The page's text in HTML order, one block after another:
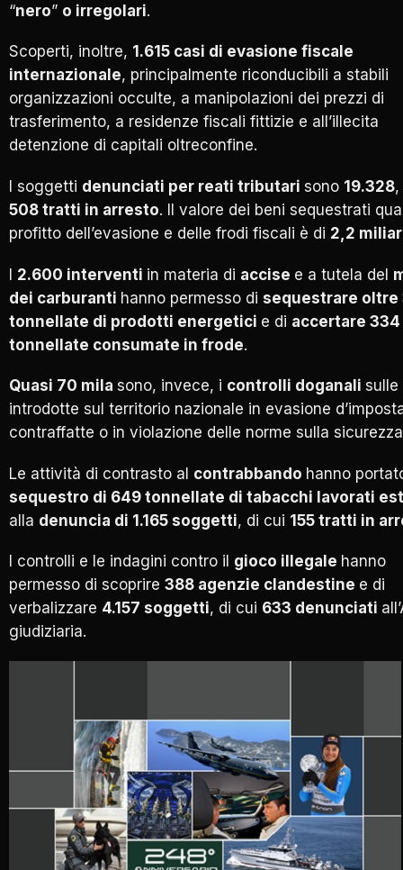
“nero” o irregolari.
Scoperti, inoltre, 1.615 casi di evasione fiscale
internazionale, principalmente riconducibili a stabili
organizzazioni occulte, a manipolazioni dei prezzi di
trasferimento, a residenze fiscali fittizie e all’illecita
detenzione di capitali oltreconfine.
I soggetti denunciati per reati tributari sono 19.328
508 tratti in arresto. Il valore dei beni sequestrati
profitto dell’evasione e delle frodi fiscali è di 2,2
I 2.600 interventi in materia di accise e a tutela del
dei carburanti hanno permesso di sequestrare oltre
tonnellate di prodotti energetici e di accertare 334
tonnellate consumate in frode.
Quasi 70 mila sono, invece, i controlli doganali sulle
introdotte sul territorio nazionale in evasione
contraffatte o in violazione delle norme sulla
Le attività di contrasto al contrabbando hanno
sequestro di 649 tonnellate di tabacchi lavorati
alla denuncia di 1.165 soggetti, di cui 155 tratti in
I controlli e le indagini contro il gioco illegale hanno
permesso di scoprire 388 agenzie clandestine e di
verbalizzare 4.157 soggetti, di cui 633 denunciati
giudiziaria.